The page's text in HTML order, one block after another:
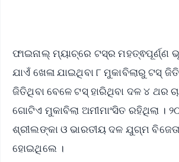
ଫାଇନାଲ୍ ମ୍ୟାଚ୍‌ରେ ଟସ୍‌ର ମହତ୍ଵପୂର୍ଣ୍ଣ
ଯାଏଁ ଖେଳା ଯାଇଥିବା ୮ ମୁକାବିଲାରୁ ଟସ୍
ଜିତିଥିବା ବେଳେ ଟସ୍ ହାରିଥିବା ଦଳ ୪ ଥର
ଗୋଟିଏ ମୁକାବିଲା ଅମୀମାଂସିତ ରହିଥିଲା ।
ଶ୍ରୀଲଙ୍କା ଓ ଭାରତୀୟ ଦଳ ଯୁଗ୍ମ
ହୋଇଥିଲେ ।